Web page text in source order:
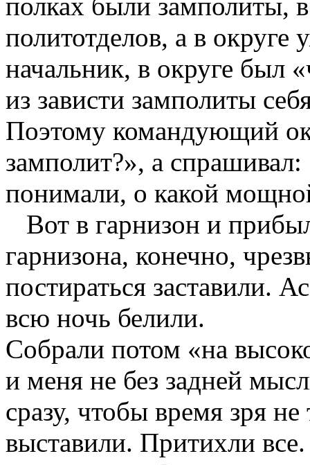
политотделов, а в округе
начальник, в округе был
из зависти замполиты
Поэтому командующий
замполит?», а
понимали, о какой
Вот в гарнизон и
гарнизона, конечно,
постираться заставили.
всю ночь белили.
Собрали потом «на
и меня не без задней
сразу, чтобы время зря не
выставили. Притихли